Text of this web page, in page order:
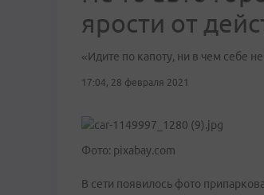
ярости от
«Идите по капоту, ни в чем себе
17:04, 28 февраля 2021
Фото: pixabay.com
В сети появилось фото